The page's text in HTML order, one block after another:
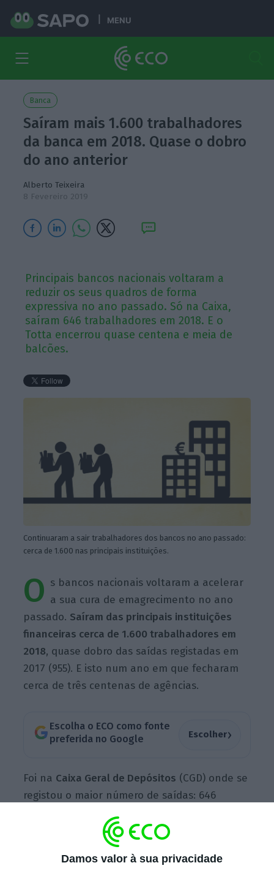
Damos valor à sua privacidade
MENU
Banca
Saíram mais 1.600 trabalhadores
da banca em 2018. Quase o dobro
do ano anterior
Alberto Teixeira
8 Fevereiro 2019
Principais bancos nacionais voltaram a
reduzir os seus quadros de forma
expressiva no ano passado. Só na Caixa,
saíram 646 trabalhadores em 2018. E o
Totta encerrou quase centena e meia de
balcões.
Continuaram a sair trabalhadores dos bancos no ano passado:
cerca de 1.600 nas principais instituições.
O s bancos nacionais voltaram a acelerar
a sua cura de emagrecimento no ano
passado. Saíram das principais instituições
financeiras cerca de 1.600 trabalhadores em
2018, quase dobro das saídas registadas em
2017 (955). E isto num ano em que fecharam
cerca de três centenas de agências.
Escolha o ECO como fonte
preferida no Google
Escolher›
Foi na Caixa Geral de Depósitos (CGD) onde se
registou o maior número de saídas: 646
no âmbito do plano estratégico acordado
com Bruxelas aquando da recapitalização de
cinco mil milhões de euros. Foram também